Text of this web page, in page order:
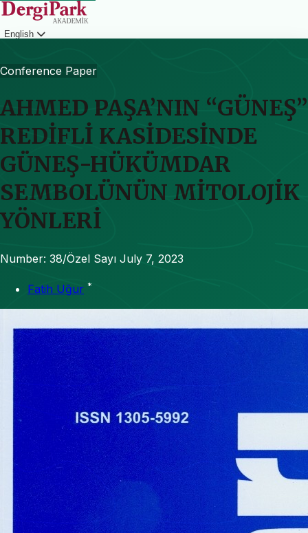
English
Conference Paper
AHMED PAŞA’NIN “GÜNEŞ”
REDİFLİ KASİDESİNDE
GÜNEŞ-HÜKÜMDAR
SEMBOLÜNÜN MİTOLOJİK
YÖNLERİ
Number: 38/Özel Sayı July 7, 2023
Fatih Uğur *